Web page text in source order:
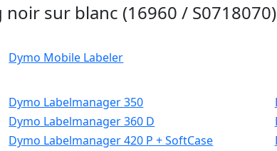
sur blanc (16960 /
Dymo Mobile Labeler
Dymo Labelmanager 350
Dymo Labelmanager 360 D
Dymo Labelmanager 420 P + SoftCase